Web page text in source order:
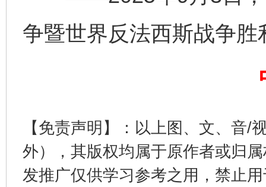
争暨世界反法西斯战争
【免责声明】：以上图、文、音/
外），其版权均属于原作者或归
发推广仅供学习参考之用，禁止
完善运行机制助力责任有效落实 一纸欠
东山县通报“牛蛙产品抗生素超标问题” 法